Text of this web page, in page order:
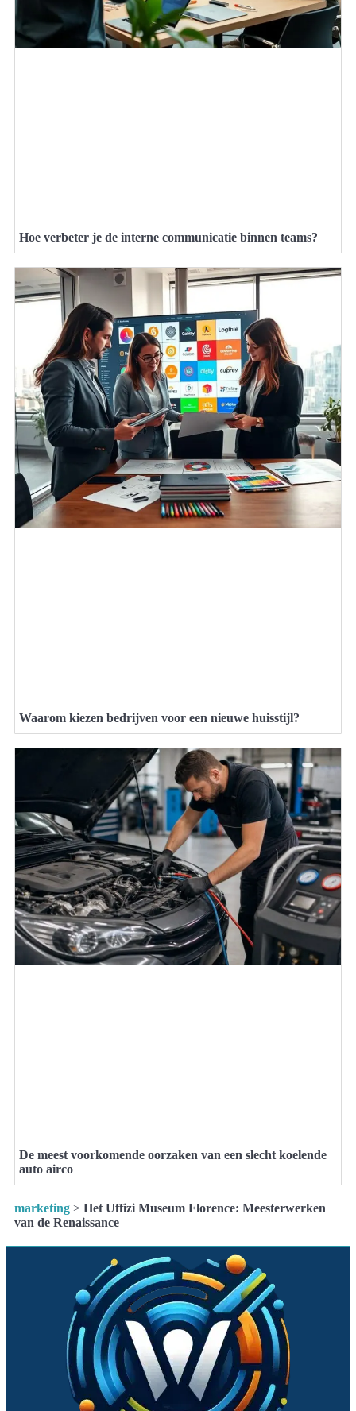
Hoe verbeter je de interne communicatie binnen teams?
Waarom kiezen bedrijven voor een nieuwe huisstijl?
De meest voorkomende oorzaken van een slecht koelende
auto airco
marketing > Het Uffizi Museum Florence: Meesterwerken
van de Renaissance